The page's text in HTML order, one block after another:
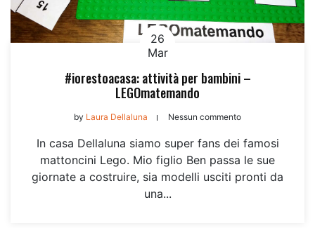
26
Mar
#iorestoacasa: attività per bambini –
LEGOmatemando
by Laura Dellaluna Nessun commento
In casa Dellaluna siamo super fans dei famosi
mattoncini Lego. Mio figlio Ben passa le sue
giornate a costruire, sia modelli usciti pronti da
una...